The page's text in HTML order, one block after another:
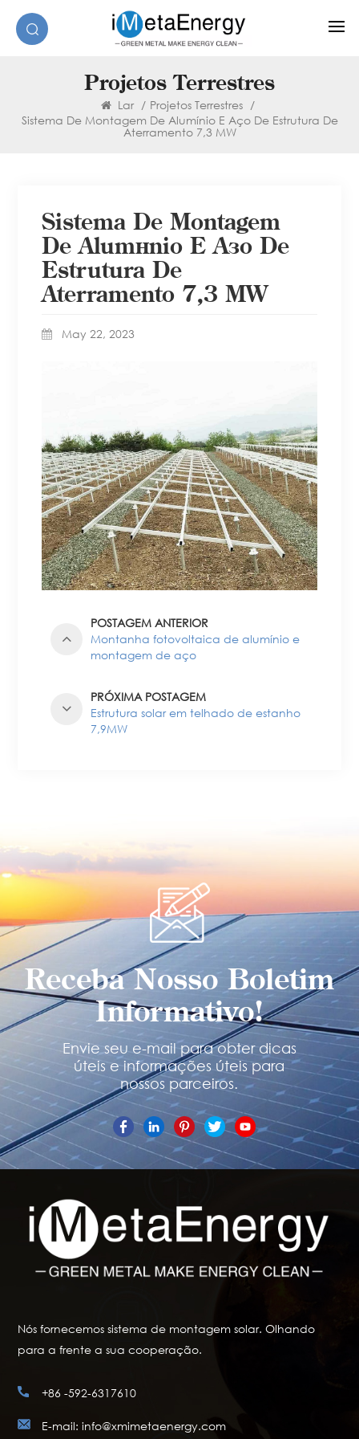
Projetos Terrestres
Lar / Projetos Terrestres /
Sistema De Montagem De Alumínio E Aço De Estrutura De
Aterramento 7,3 MW
Sistema De Montagem
De Alumínio E Aço De
Estrutura De
Aterramento 7,3 MW
May 22, 2023
POSTAGEM ANTERIOR
Montanha fotovoltaica de alumínio e
montagem de aço
PRÓXIMA POSTAGEM
Estrutura solar em telhado de estanho
7,9MW
Receba Nosso Boletim
Informativo!
Envie seu e-mail para obter dicas
úteis e informações úteis para
nossos parceiros.
Nós fornecemos sistema de montagem solar. Olhando
para a frente a sua cooperação.
+86 -592-6317610
E-mail: info@xmimetaenergy.com